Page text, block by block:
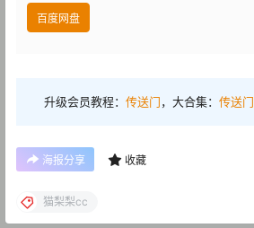
百度网盘
升级会员教程： 传送门，大合集： 传送门
海报分享 收藏
猫梨梨cc